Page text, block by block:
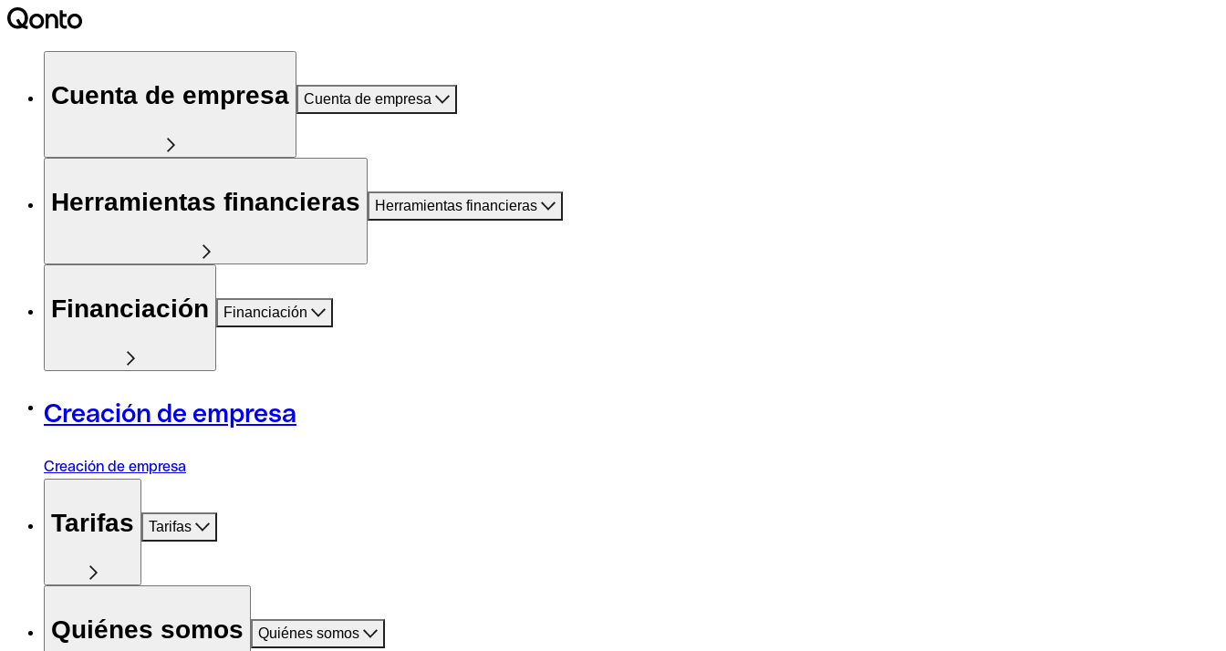
Cuenta de empresa Cuenta de empresa
Herramientas financieras Herramientas financieras
Financiación Financiación
Creación de empresa
Creación de empresa
Tarifas Tarifas
Quiénes somos Quiénes somos